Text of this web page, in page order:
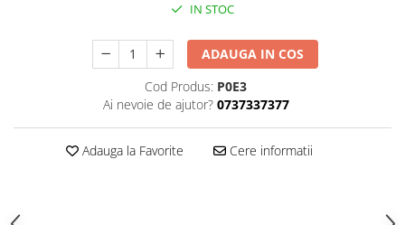
IN STOC
ADAUGA IN COS
Cod Produs: P0E3
Ai nevoie de ajutor? 0737337377
Adauga la Favorite Cere informatii